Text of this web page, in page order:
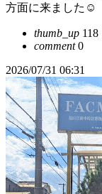
方面に来ました☺️
thumb_up 118
comment0
2026/07/31 06:31